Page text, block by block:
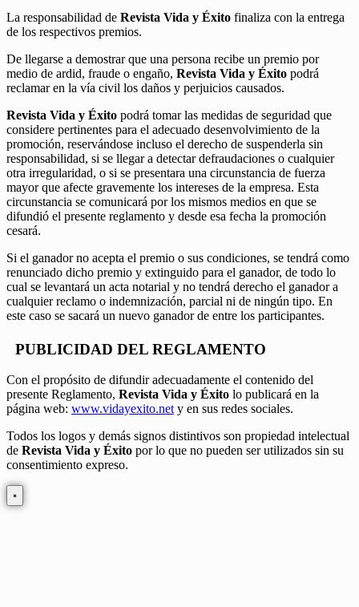
La responsabilidad de Revista Vida y Éxito finaliza con la entrega
de los respectivos premios.
De llegarse a demostrar que una persona recibe un premio por
medio de ardid, fraude o engaño, Revista Vida y Éxito podrá
reclamar en la vía civil los daños y perjuicios causados.
Revista Vida y Éxito podrá tomar las medidas de seguridad que
considere pertinentes para el adecuado desenvolvimiento de la
promoción, reservándose incluso el derecho de suspenderla sin
responsabilidad, si se llegar a detectar defraudaciones o cualquier
otra irregularidad, o si se presentara una circunstancia de fuerza
mayor que afecte gravemente los intereses de la empresa. Esta
circunstancia se comunicará por los mismos medios en que se
difundió el presente reglamento y desde esa fecha la promoción
cesará.
Si el ganador no acepta el premio o sus condiciones, se tendrá como
renunciado dicho premio y extinguido para el ganador, de todo lo
cual se levantará un acta notarial y no tendrá derecho el ganador a
cualquier reclamo o indemnización, parcial ni de ningún tipo. En
este caso se sacará un nuevo ganador de entre los participantes.
PUBLICIDAD DEL REGLAMENTO
Con el propósito de difundir adecuadamente el contenido del
presente Reglamento, Revista Vida y Éxito lo publicará en la
página web: www.vidayexito.net y en sus redes sociales.
Todos los logos y demás signos distintivos son propiedad intelectual
de Revista Vida y Éxito por lo que no pueden ser utilizados sin su
consentimiento expreso.
×